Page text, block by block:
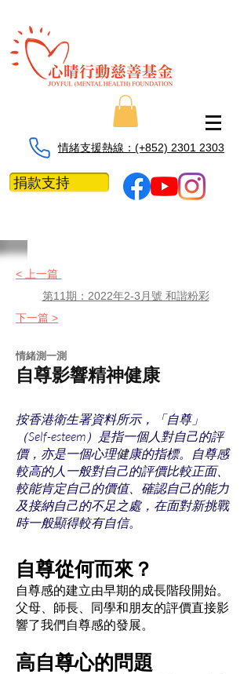
情緒支援熱線：​​(+852) 2301 2303
捐款支持
< 上一篇
第11期：2022年2-3月號 和諧粉彩
下一篇 >
​情緒測一測
自尊影響精神健康
按香港衛生署資料所示，「自尊」
（Self-esteem）是指一個人對自己的評
價，亦是一個心理健康的指標。自尊感
較高的人一般對自己的評價比較正面、
較能肯定自己的價值、確認自己的能力
及接納自己的不足之處，在面對新挑戰
時一般顯得較有自信。
自尊從何而來？
自尊感的建立由早期的成長階段開始。
父母、師長、同學和朋友的評價直接影
響了我們自尊感的發展。
高自尊心的問題